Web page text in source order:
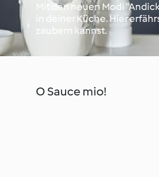
Mit den neuen Modi
in deiner Küche. Hier
zaubern kannst.
O Sauce mio!